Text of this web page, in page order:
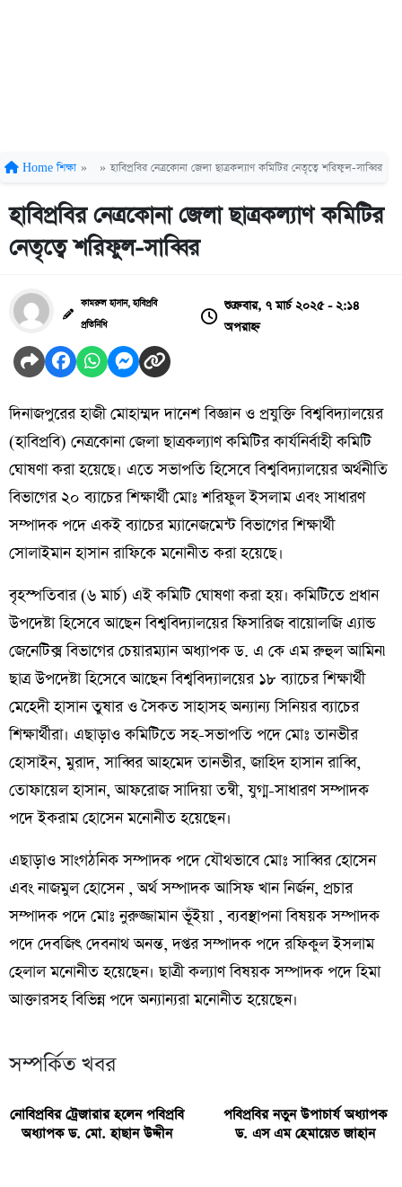
Home শিক্ষা » » হাবিপ্রবির নেত্রকোনা জেলা ছাত্রকল্যাণ কমিটির নেতৃত্বে শরিফুল-সাব্বির
হাবিপ্রবির নেত্রকোনা জেলা ছাত্রকল্যাণ কমিটির
নেতৃত্বে শরিফুল-সাব্বির
কামরুল হাসান, হাবিপ্রবি
প্রতিনিধি
শুক্রবার, ৭ মার্চ ২০২৫ - ২:১৪
অপরাহ্ন
দিনাজপুরের হাজী মোহাম্মদ দানেশ বিজ্ঞান ও প্রযুক্তি বিশ্ববিদ্যালয়ের
(হাবিপ্রবি) নেত্রকোনা জেলা ছাত্রকল্যাণ কমিটির কার্যনির্বাহী কমিটি
ঘোষণা করা হয়েছে। এতে সভাপতি হিসেবে বিশ্ববিদ্যালয়ের অর্থনীতি
বিভাগের ২০ ব্যাচের শিক্ষার্থী মোঃ শরিফুল ইসলাম এবং সাধারণ
সম্পাদক পদে একই ব্যাচের ম্যানেজমেন্ট বিভাগের শিক্ষার্থী
সোলাইমান হাসান রাফিকে মনোনীত করা হয়েছে।
বৃহস্পতিবার (৬ মার্চ) এই কমিটি ঘোষণা করা হয়। কমিটিতে প্রধান
উপদেষ্টা হিসেবে আছেন বিশ্ববিদ্যালয়ের ফিসারিজ বায়োলজি এ্যান্ড
জেনেটিক্স বিভাগের চেয়ারম্যান অধ্যাপক ড. এ কে এম রুহুল আমিন৷
ছাত্র উপদেষ্টা হিসেবে আছেন বিশ্ববিদ্যালয়ের ১৮ ব্যাচের শিক্ষার্থী
মেহেদী হাসান তুষার ও সৈকত সাহাসহ অন্যান্য সিনিয়র ব্যাচের
শিক্ষার্থীরা। এছাড়াও কমিটিতে সহ-সভাপতি পদে মোঃ তানভীর
হোসাইন, মুরাদ, সাব্বির আহমেদ তানভীর, জাহিদ হাসান রাব্বি,
তোফায়েল হাসান, আফরোজ সাদিয়া তন্বী, যুগ্ম-সাধারণ সম্পাদক
পদে ইকরাম হোসেন মনোনীত হয়েছেন।
এছাড়াও সাংগঠনিক সম্পাদক পদে যৌথভাবে মোঃ সাব্বির হোসেন
এবং নাজমুল হোসেন , অর্থ সম্পাদক আসিফ খান নির্জন, প্রচার
সম্পাদক পদে মোঃ নুরুজ্জামান ভূঁইয়া , ব্যবস্থাপনা বিষয়ক সম্পাদক
পদে দেবজিৎ দেবনাথ অনন্ত, দপ্তর সম্পাদক পদে রফিকুল ইসলাম
হেলাল মনোনীত হয়েছেন। ছাত্রী কল্যাণ বিষয়ক সম্পাদক পদে হিমা
আক্তারসহ বিভিন্ন পদে অন্যান্যরা মনোনীত হয়েছেন।
সম্পর্কিত খবর
নোবিপ্রবির ট্রেজারার হলেন পবিপ্রবি
অধ্যাপক ড. মো. হাছান উদ্দীন
পবিপ্রবির নতুন উপাচার্য অধ্যাপক
ড. এস এম হেমায়েত জাহান